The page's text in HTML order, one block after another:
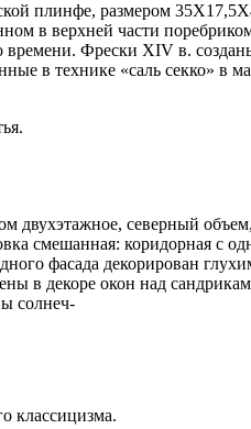
плинфе, размером
в верхней части
Фрески XIV в.
в технике «саль секко» в
северный
смешанная: коридорная с
фасада декорирован
в декоре окон над
солнеч-
классицизма.